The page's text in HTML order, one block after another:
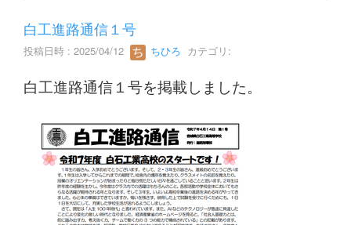
白工進路通信１号
投稿日時 : 2025/04/12 ちひろ カテゴリ:
白工進路通信１号を掲載しました。